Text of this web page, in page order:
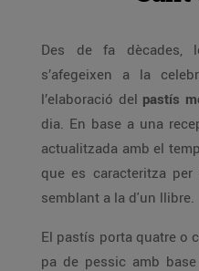
Des de fa dècades,
s’afegeixen a la
l’elaboració del pastís
dia. En base a una
actualitzada amb el
que es caracteritza
semblant a la d'un llibre.
El pastís porta quatre o
pa de pessic amb